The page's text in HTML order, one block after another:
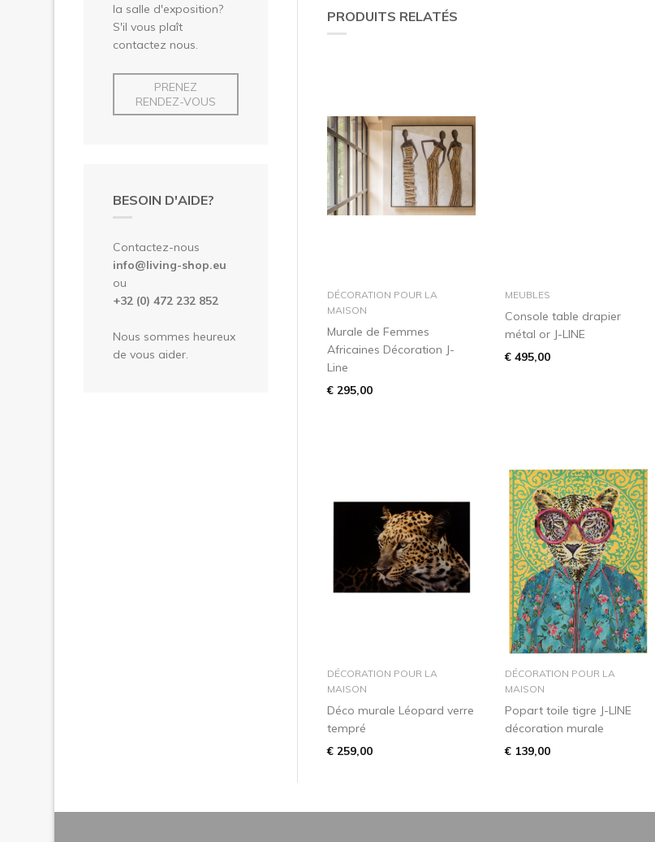
la salle d'exposition?
S'il vous plaît
contactez nous.
PRENEZ
RENDEZ-VOUS
BESOIN D'AIDE?
Contactez-nous
info@living-shop.eu
ou
+32 (0) 472 232 852
Nous sommes heureux
de vous aider.
PRODUITS RELATÉS
dans le panier
DÉCORATION POUR LA
MAISON
Murale de Femmes
Africaines Décoration J-
Line
€ 295,00
dans le panier
MEUBLES
Console table drapier
métal or J-LINE
€ 495,00
dans le panier
DÉCORATION POUR LA
MAISON
Déco murale Léopard verre
tempré
€ 259,00
dans le panier
DÉCORATION POUR LA
MAISON
Popart toile tigre J-LINE
décoration murale
€ 139,00